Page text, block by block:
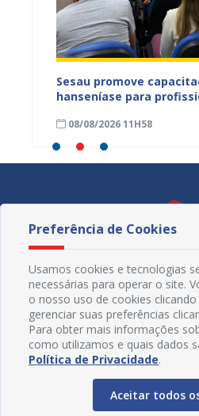
Sesau promove
hanseníase para
08/08/2026 11H58
Redes
Preferência de Cookies
Usamos cookies e tecnologias
necessárias para operar o site.
o nosso uso de cookies
gerenciar suas preferências
Para obter mais informações
como utilizamos e quais dados
Política de Privacidade.
Aceitar todos